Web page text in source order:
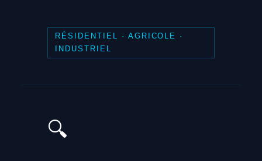
RÉSIDENTIEL · AGRICOLE ·
INDUSTRIEL
🔍